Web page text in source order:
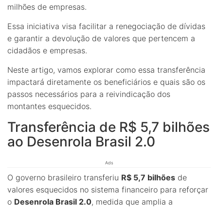
milhões de empresas.
Essa iniciativa visa facilitar a renegociação de dívidas
e garantir a devolução de valores que pertencem a
cidadãos e empresas.
Neste artigo, vamos explorar como essa transferência
impactará diretamente os beneficiários e quais são os
passos necessários para a reivindicação dos
montantes esquecidos.
Transferência de R$ 5,7 bilhões
ao Desenrola Brasil 2.0
Ads
O governo brasileiro transferiu R$ 5,7 bilhões de
valores esquecidos no sistema financeiro para reforçar
o Desenrola Brasil 2.0, medida que amplia a